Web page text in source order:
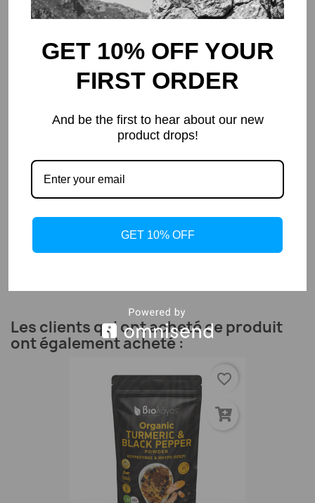
Poudre De Spiruline Bio 100g
8,90
Commentaires (0)
Les clients qui ont acheté ce produit
ont également acheté :
favorite_border
GET 10% OFF YOUR
FIRST ORDER
And be the first to hear about our new
product drops!
GET 10% OFF